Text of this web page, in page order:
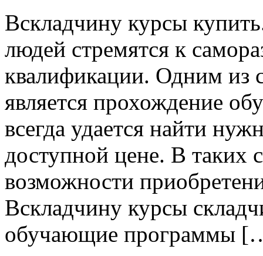
Всклaдчину курсы
людей стремятся к
квалификации. Одним из
является прохождение
всегда удается найти
доступной цене. В таких
возможности
Вскладчину курсы
обучающие программы